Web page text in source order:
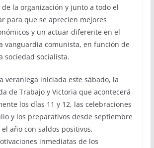
la organización y junto a todo el
para que se aprecien mejores
y un actuar diferente en el
vanguardia comunista, en función de
sociedad socialista.
veraniega iniciada este sábado, la
de Trabajo y Victoria que acontecerá
los días 11 y 12, las celebraciones
y los preparativos desde septiembre
año con saldos positivos,
inmediatas de los